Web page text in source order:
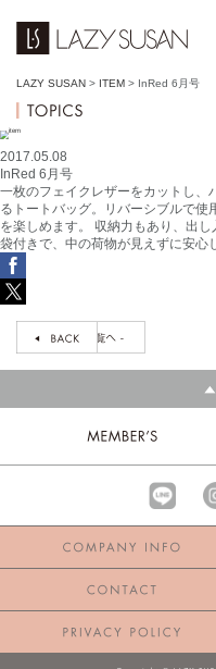
LAZY SUSAN > ITEM > InRed 6月号
2017.05.08
InRed 6月号
一枚のフェイクレザーをカットし、
るトートバッグ。リバーシブルで
を楽しめます。 収納力もあり、出
袋付きで、中の荷物が見えずに安心